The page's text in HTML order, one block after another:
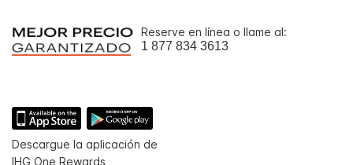
Reserve en línea o llame al:
1 877 834 3613
Descargue la aplicación de
IHG One Rewards